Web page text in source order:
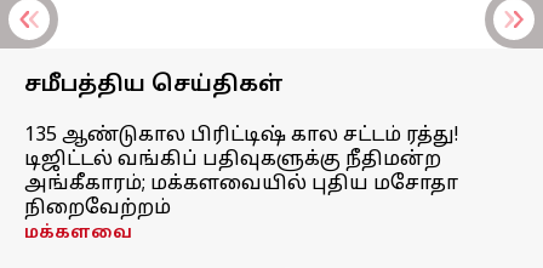
சமீபத்திய செய்திகள்
135 ஆண்டுகால பிரிட்டிஷ் கால சட்டம் ரத்து!
டிஜிட்டல் வங்கிப் பதிவுகளுக்கு நீதிமன்ற
அங்கீகாரம்; மக்களவையில் புதிய மசோதா
நிறைவேற்றம்
மக்களவை